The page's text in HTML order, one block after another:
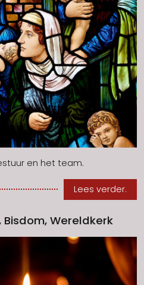
en het team.
Lees verder.
Wereldkerk